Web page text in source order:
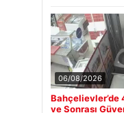
06/08/2026
Bahçelievler’de
ve Sonrası